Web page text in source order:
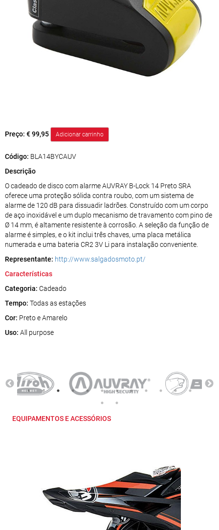
Preço: € 99,95
Código: BLA14BYCAUV
Descrição
O cadeado de disco com alarme AUVRAY B-Lock 14 Preto SRA
oferece uma proteção sólida contra roubo, com um sistema de
alarme de 120 dB para dissuadir ladrões. Construído com um corpo
de aço inoxidável e um duplo mecanismo de travamento com pino de
Ø 14 mm, é altamente resistente à corrosão. A seleção da função de
alarme é simples, e o kit inclui três chaves, uma placa metálica
numerada e uma bateria CR2 3V Li para instalação conveniente.
Representante: http://www.salgadosmoto.pt/
Características
Categoria: Cadeado
Tempo: Todas as estações
Cor: Preto e Amarelo
Uso: All purpose
EQUIPAMENTOS E ACESSÓRIOS